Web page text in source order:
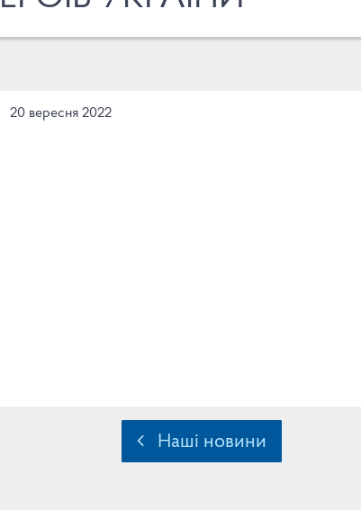
20 вересня 2022
Наші новини